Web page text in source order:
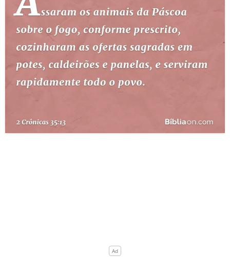
ESTUDOS BÍBLICOS
ESBOÇOS DE PREGAÇÃO
PERGUNTE À BÍBLIA IA
QUEM SOMOS